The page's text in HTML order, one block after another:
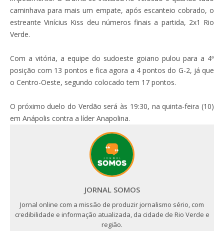
caminhava para mais um empate, após escanteio cobrado, o
estreante Vinícius Kiss deu números finais a partida, 2x1 Rio
Verde.
Com a vitória, a equipe do sudoeste goiano pulou para a 4ª
posição com 13 pontos e fica agora a 4 pontos do G-2, já que
o Centro-Oeste, segundo colocado tem 17 pontos.
O próximo duelo do Verdão será às 19:30, na quinta-feira (10)
em Anápolis contra a líder Anapolina.
JORNAL SOMOS
Jornal online com a missão de produzir jornalismo sério, com
credibilidade e informação atualizada, da cidade de Rio Verde e
região.